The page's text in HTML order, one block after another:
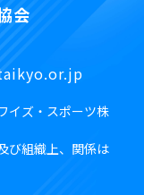
会
イズ・スポーツ株
組織上、関係は